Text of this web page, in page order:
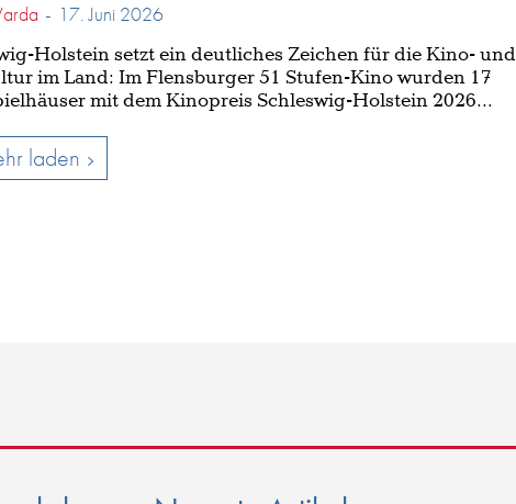
- 17. Juni 2026
Holstein setzt ein deutliches Zeichen für die Kino- und
im Land: Im Flensburger 51 Stufen-Kino wurden 17
mit dem Kinopreis Schleswig-Holstein 2026...
laden